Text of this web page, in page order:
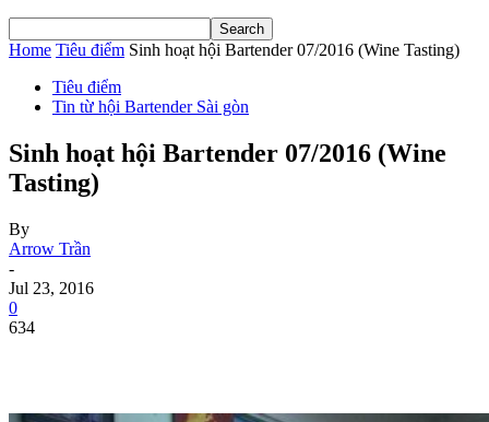
Home Tiêu điểm Sinh hoạt hội Bartender 07/2016 (Wine Tasting)
Tiêu điểm
Tin từ hội Bartender Sài gòn
Sinh hoạt hội Bartender 07/2016 (Wine
Tasting)
By
Arrow Trần
-
Jul 23, 2016
0
634